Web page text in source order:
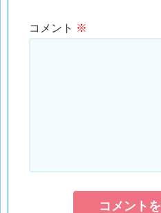
コメント ※